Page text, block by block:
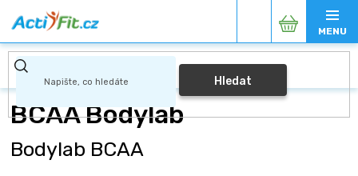
na
obsah
Hledat
Nákupní
košík
BCAA Bodylab
Bodylab BCAA